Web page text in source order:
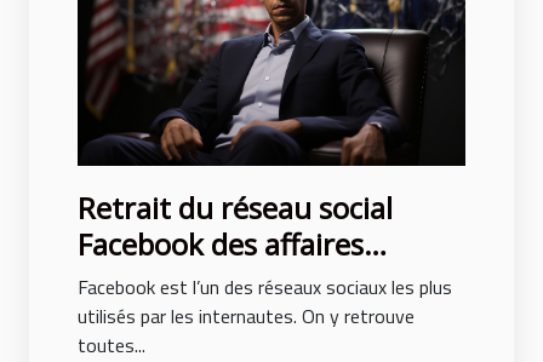
Retrait du réseau social
Facebook des affaires
politiques
Facebook est l’un des réseaux sociaux les plus
utilisés par les internautes. On y retrouve
toutes...